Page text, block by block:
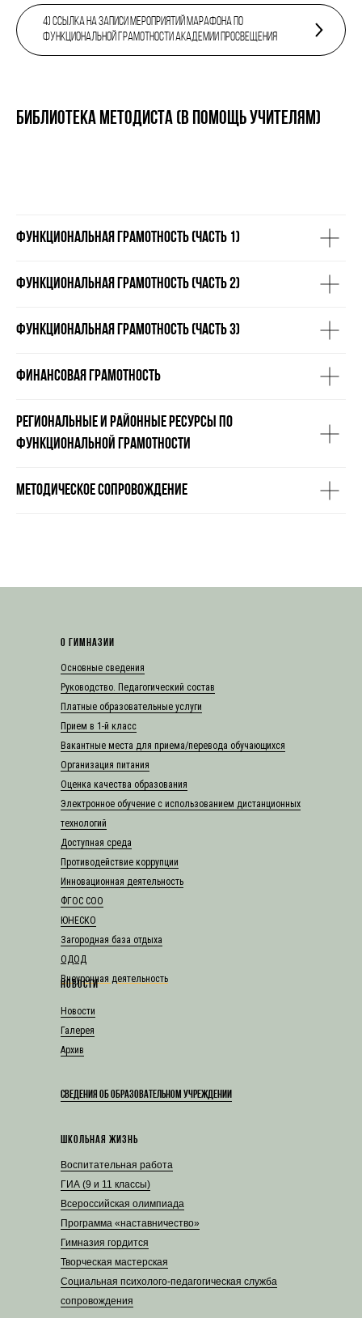
4) Ссылка на записи мероприятий марафона по
функциональной грамотности Академии Просвещения
БИБЛИОТЕКА МЕТОДИСТА (В ПОМОЩЬ УЧИТЕЛЯМ)
Функциональная грамотность (часть 1)
Функциональная грамотность (часть 2)
Функциональная грамотность (часть 3)
Финансовая грамотность
Региональные и районные ресурсы по
ФУНКЦИОНАЛЬНОЙ ГРАМОТНОСТИ
Методическое сопровождение
О ГИМНАЗИИ
Основные сведения
Руководство. Педагогический состав
Платные образовательные услуги
Прием в 1-й класс
Вакантные места для приема/перевода обучающихся
Организация питания
Оценка качества образования
Электронное обучение с использованием дистанционных
технологий
Доступная среда
Противодействие коррупции
Инновационная деятельность
ФГОС СОО
ЮНЕСКО
Загородная база отдыха
ОДОД
Внеурочная деятельность
НОВОСТИ
Новости
Галерея
Архив
ШКОЛЬНАЯ ЖИЗНЬ
Воспитательная работа
ГИА (9 и 11 классы)
Всероссийская олимпиада
Программа «наставничество»
Гимназия гордится
Творческая мастерская
Социальная психолого-педагогическая служба
сопровождения
СВЕДЕНИЯ ОБ ОБРАЗОВАТЕЛЬНОМ УЧРЕЖДЕНИИ